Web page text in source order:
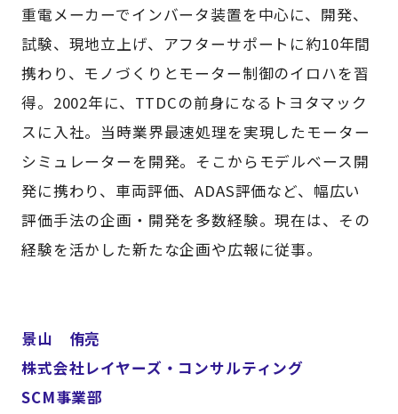
重電メーカーでインバータ装置を中心に、開発、
試験、現地立上げ、アフターサポートに約10年間
携わり、モノづくりとモーター制御のイロハを習
得。2002年に、TTDCの前身になるトヨタマック
スに入社。当時業界最速処理を実現したモーター
シミュレーターを開発。そこからモデルベース開
発に携わり、車両評価、ADAS評価など、幅広い
評価手法の企画・開発を多数経験。現在は、その
経験を活かした新たな企画や広報に従事。
景山 侑亮
株式会社レイヤーズ・コンサルティング
SCM事業部